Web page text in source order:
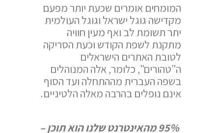
המומחים אומרים שכעת יותר מפעם
מקדישה גוגל ישראל וגוגל העולמית
יתר תשומת לב ואף מעין חוויה
מתקנת לשפת הקודש וכעת הסריקה
לטובת האתרים הישראלים
ה"טהורים", כלומר, אלה המנוהלים
בשפה העברית מההתחלה ועד הסוף
אינם נופלים בהרבה מאלה הלטיניים.
95%
מהאינטרנט שלנו הוא תוכן –